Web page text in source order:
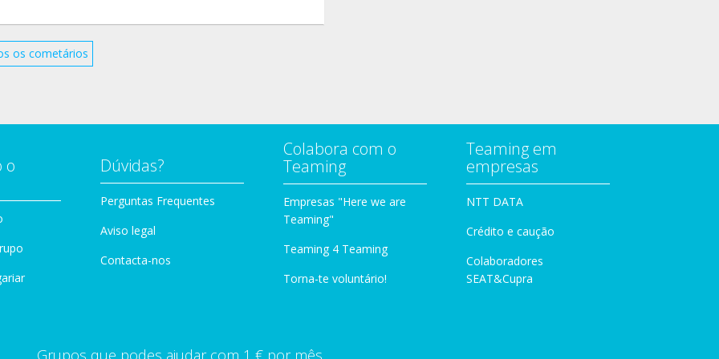
Qu'en pensez-vous ?
sur le site, je peux le faire à votre place.
sur ma messagerie :
os cometários
o
Dúvidas?
Perguntas Frequentes
Aviso legal
Contacta-nos
Colabora com o
Teaming
Empresas "Here we are
Teaming"
Teaming 4 Teaming
Torna-te voluntário!
Teaming em
empresas
NTT DATA
Crédito e caução
Colaboradores
SEAT&Cupra
Grupos que podes ajudar com 1 € por mês